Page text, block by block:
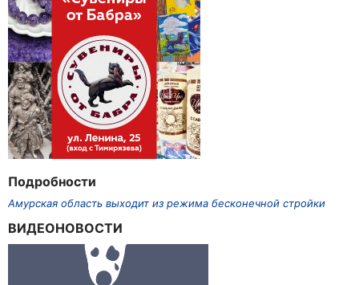
Подробности
Амурская область выходит из режима бесконечной стройки
ВИДЕОНОВОСТИ